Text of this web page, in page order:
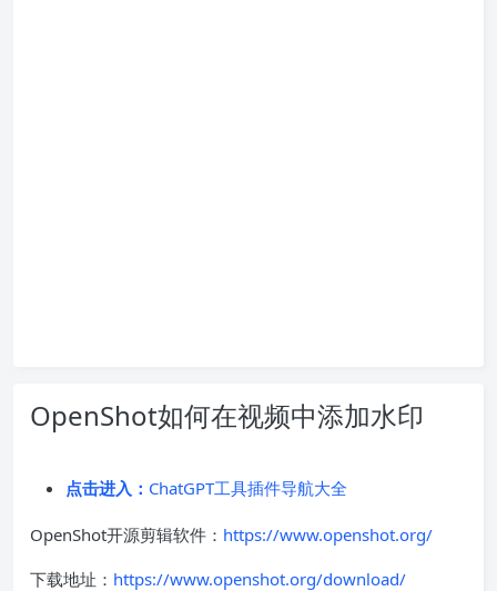
OpenShot如何在视频中添加水印
点击进入： ChatGPT工具插件导航大全
OpenShot开源剪辑软件： https://www.openshot.org/
下载地址： https://www.openshot.org/download/